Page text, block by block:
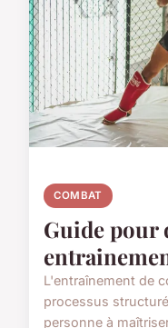
COMBAT
Guide pour
L'entraînement de
processus
personne à